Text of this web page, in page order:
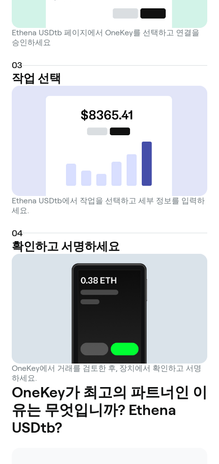
Ethena USDtb 페이지에서 OneKey를 선택하고 연결을
승인하세요
03
작업 선택
Ethena USDtb에서 작업을 선택하고 세부 정보를 입력하
세요.
04
확인하고 서명하세요
OneKey에서 거래를 검토한 후, 장치에서 확인하고 서명
하세요.
OneKey가 최고의 파트너인 이
유는 무엇입니까? Ethena
USDtb?